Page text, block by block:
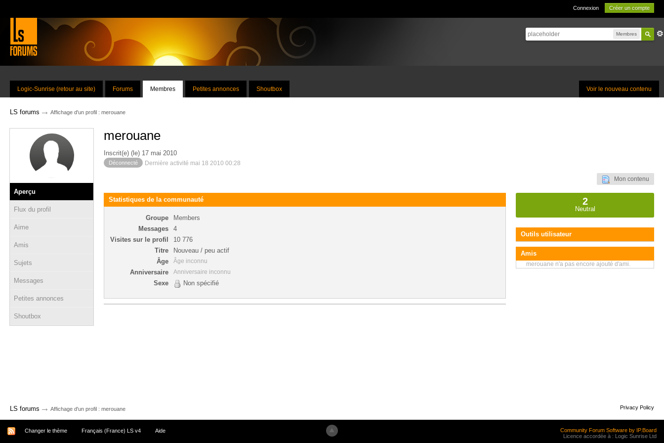
Connexion Créer un compte
Membres
Voir le nouveau contenu
Logic-Sunrise (retour au site) Forums Membres Petites annonces Shoutbox
LS forums → Affichage d'un profil : merouane
Aperçu
Flux du profil
Aime
Amis
Sujets
Messages
Petites annonces
Shoutbox
merouane
Inscrit(e) (le) 17 mai 2010
Déconnecté Dernière activité mai 18 2010 00:28
Mon contenu
Statistiques de la communauté
Groupe
Members
Messages
4
Visites sur le profil
10 776
Titre
Nouveau / peu actif
Âge
Âge inconnu
Anniversaire Anniversaire inconnu
Sexe Non spécifié
2
Neutral
Outils utilisateur
Amis
merouane n'a pas encore ajouté d'ami.
LS forums → Affichage d'un profil : merouane Privacy Policy
Changer le thème Français (France) LS v4 Aide
Community Forum Software by IP.Board
Licence accordée à : Logic Sunrise Ltd